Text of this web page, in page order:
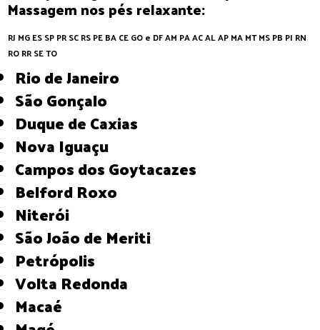
Massagem nos pés relaxante:
RJ MGESSPPRSCRSPEBACEGO e DFAM PAACALAPMAMTMSPB PI RN
RORRSETO
Rio de Janeiro
São Gonçalo
Duque de Caxias
Nova Iguaçu
Campos dos Goytacazes
Belford Roxo
Niterói
São João de Meriti
Petrópolis
Volta Redonda
Macaé